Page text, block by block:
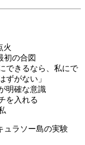
火
初の合図
できるなら、私にで
ずがない」
明確な意識
を入れる
ュラソー島の実験